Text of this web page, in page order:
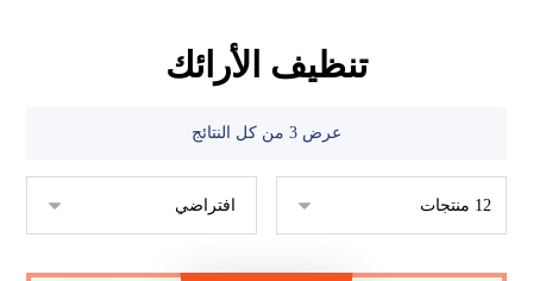
تنظيف الأرائك
عرض ⁦3⁩ من كل النتائج